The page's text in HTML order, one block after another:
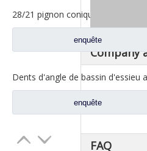
enquête
enquête
Company
FAQ